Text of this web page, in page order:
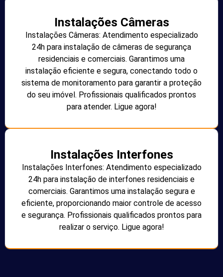
Instalações Câmeras
Instalações Câmeras: Atendimento especializado
24h para instalação de câmeras de segurança
residenciais e comerciais. Garantimos uma
instalação eficiente e segura, conectando todo o
sistema de monitoramento para garantir a proteção
do seu imóvel. Profissionais qualificados prontos
para atender. Ligue agora!
Instalações Interfones
Instalações Interfones: Atendimento especializado
24h para instalação de interfones residenciais e
comerciais. Garantimos uma instalação segura e
eficiente, proporcionando maior controle de acesso
e segurança. Profissionais qualificados prontos para
realizar o serviço. Ligue agora!